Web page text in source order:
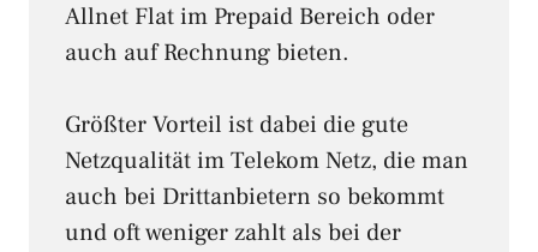
Allnet Flat im Prepaid Bereich oder
auch auf Rechnung bieten.
Größter Vorteil ist dabei die gute
Netzqualität im Telekom Netz, die man
auch bei Drittanbietern so bekommt
und oft weniger zahlt als bei der